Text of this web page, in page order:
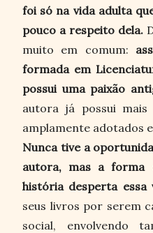
foi só na vida adulta
pouco a respeito dela.
muito em comum:
formada em
possui uma paixão
autora já possui
amplamente adotados
Nunca tive a
autora, mas a forma
história desperta essa
seus livros por serem
social, envolvendo